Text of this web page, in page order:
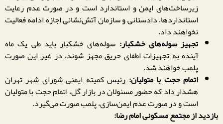
زیرساخت‌های ایمن و استاندارد است و در صورت عدم رعایت
استانداردها، دادستانی و سازمان آتش‌نشانی اجازه ادامه فعالیت
نخواهند داد.
تجهیز سوله‌های خشکبار: سوله‌های خشکبار باید طی یک ماه
آینده به تجهیزات اطفای حریق مجهز شوند، در غیر این صورت
پلمب خواهند شد.
اتمام حجت با متولیان: رئیس کمیته ایمنی شورای شهر تهران
هشدار داد که حضور مسئولان در بازار گل، اتمام حجت با متولیان
است و در صورت عدم ایمن‌سازی، پلمب صورت می‌گیرد.
بازدید از مجتمع مسکونی امام رضا: